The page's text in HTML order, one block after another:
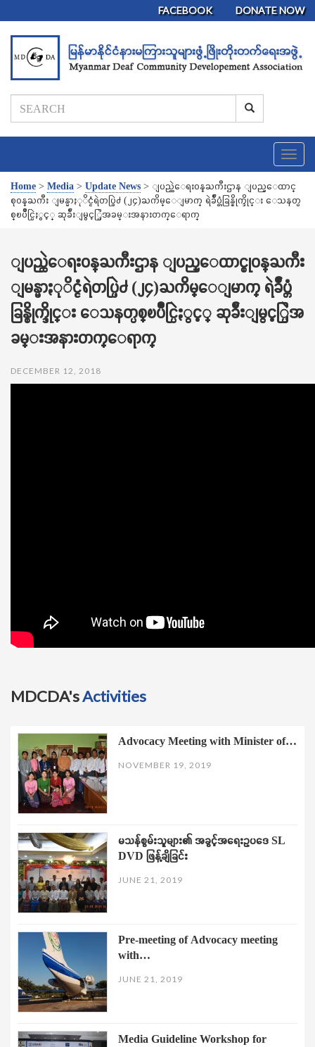
FACEBOOK DONATE NOW
T
o
g
g
a
v
i
g
a
Home > Media > Update News > ျပည္ထဲေရး၀န္ႀကီးဌာန ျပည္ေထာင္
စု၀န္ႀကီး ျမန္မာႏုိင္ငံရဲတပ္ဖြဲ႕ (၂၄)ႀကိမ္ေျမာက္ ရဲခ်ဳပ္တံခြန္စိုက္ဒိုင္း ေသနတ္ပ
စ္ၿပိဳင္ပြဲႏွင့္ ဆုခ်ီးျမွင့္ပြဲအခမ္းအနားတက္ေရာက္
ျပည္ထဲေရး၀န္ႀကီးဌာန ျပည္ေထာင္စု၀န္ႀကီး
ျမန္မာႏုိင္ငံရဲတပ္ဖြဲ႕ (၂၄)ႀကိမ္ေျမာက္ ရဲခ်ဳပ္တံ
ခြန္စိုက္ဒိုင္း ေသနတ္ပစ္ၿပိဳင္ပြဲႏွင့္ ဆုခ်ီးျမွင့္ပြဲအ
ခမ္းအနားတက္ေရာက္
DECEMBER 12, 2018
MDCDA'sActivities
Advocacy Meeting with Minister of…
NOVEMBER 19, 2019
မသန်စွမ်းသူများ၏ အခွင့်အရေးဥပဒေ SL
DVD ဖြန့်ချိခြင်း
JUNE 21, 2019
Pre-meeting of Advocacy meeting
with…
JUNE 21, 2019
Media Guideline Workshop for